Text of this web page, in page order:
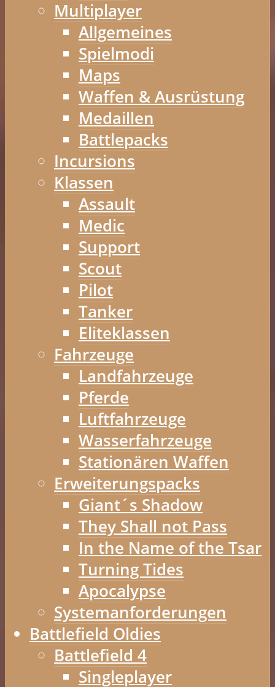
Multiplayer
Allgemeines
Spielmodi
Maps
Waffen & Ausrüstung
Medaillen
Battlepacks
Incursions
Klassen
Assault
Medic
Support
Scout
Pilot
Tanker
Eliteklassen
Fahrzeuge
Landfahrzeuge
Pferde
Luftfahrzeuge
Wasserfahrzeuge
Stationären Waffen
Erweiterungspacks
Giant´s Shadow
They Shall not Pass
In the Name of the Tsar
Turning Tides
Apocalypse
Systemanforderungen
Battlefield Oldies
Battlefield 4
Singleplayer